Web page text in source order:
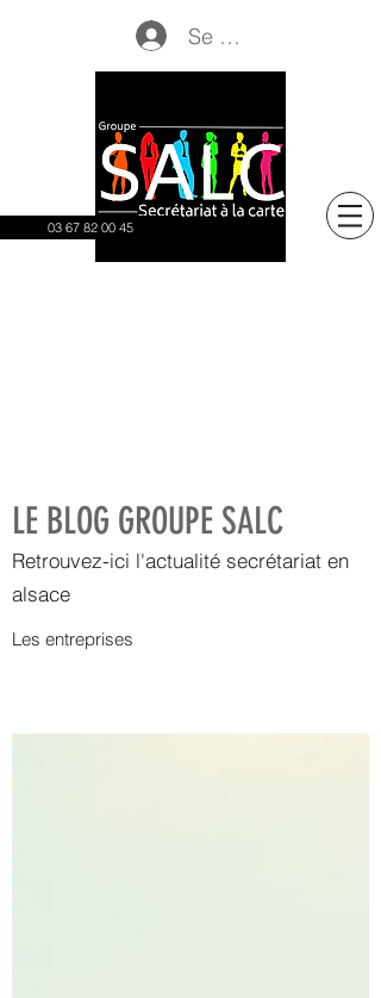
Se connecter
03 67 82 00 45
LE BLOG GROUPE SALC
Retrouvez-ici l'actualité secrétariat en
alsace
Les entreprises